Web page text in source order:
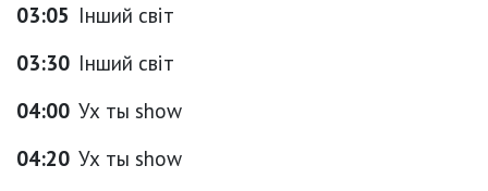
03:05 Інший світ
03:30 Інший світ
04:00 Ух ты show
04:20 Ух ты show